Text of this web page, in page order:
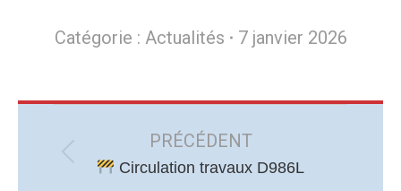
Catégorie : Actualités 7 janvier 2026
PRÉCÉDENT
Article
Circulation travaux D986L